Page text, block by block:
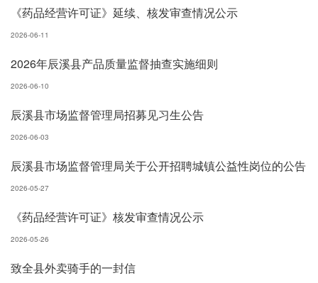
《药品经营许可证》延续、核发审查情况公示
2026-06-11
2026年辰溪县产品质量监督抽查实施细则
2026-06-10
辰溪县市场监督管理局招募见习生公告
2026-06-03
辰溪县市场监督管理局关于公开招聘城镇公益性岗位的公告
2026-05-27
《药品经营许可证》核发审查情况公示
2026-05-26
致全县外卖骑手的一封信